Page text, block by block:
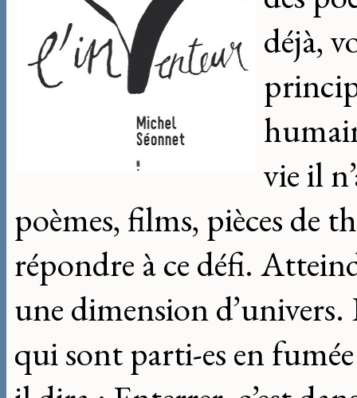
déjà,
vie il
poèmes, films, pièces de
répondre à ce défi.
une dimension d’univers.
qui sont parti-es en